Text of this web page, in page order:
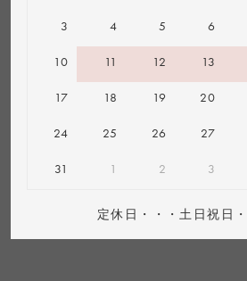
3 4 5 6
10 11 12 13
17 18 19 20
24 25 26 27
31 1 2 3
定休日・・・土日祝日